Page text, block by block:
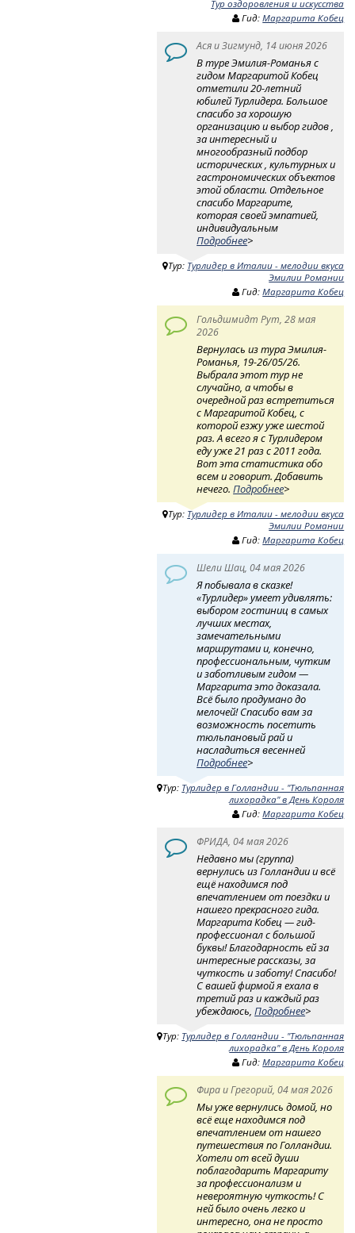
Тур оздоровления и искусства
Гид:Маргарита Кобец
Ася и Зигмунд, 14 июня 2026
В туре Эмилия-Романья с
гидом Маргаритой Кобец
отметили 20-летний
юбилей Турлидера. Большое
спасибо за хорошую
организацию и выбор гидов ,
за интересный и
многообразный подбор
исторических , культурных и
гастрономических объектов
этой области. Отдельное
спасибо Маргарите,
которая своей эмпатией,
индивидуальным
Подробнее>
Тур: Турлидер в Италии - мелодии вкуса
Эмилии Романии
Гид:Маргарита Кобец
Гольдшмидт Рут, 28 мая
2026
Вернулась из тура Эмилия-
Романья, 19-26/05/26.
Выбрала этот тур не
случайно, а чтобы в
очередной раз встретиться
с Маргаритой Кобец, с
которой езжу уже шестой
раз. А всего я с Турлидером
еду уже 21 раз с 2011 года.
Вот эта статистика обо
всем и говорит. Добавить
нечего.Подробнее>
Тур: Турлидер в Италии - мелодии вкуса
Эмилии Романии
Гид:Маргарита Кобец
Шели Шац, 04 мая 2026
Я побывала в сказке!
«Турлидер» умеет удивлять:
выбором гостиниц в самых
лучших местах,
замечательными
маршрутами и, конечно,
профессиональным, чутким
и заботливым гидом —
Маргарита это доказала.
Всё было продумано до
мелочей! Спасибо вам за
возможность посетить
тюльпановый рай и
насладиться весенней
Подробнее>
Тур: Турлидер в Голландии - "Тюльпанная
лихорадка" в День Короля
Гид:Маргарита Кобец
ФРИДА, 04 мая 2026
Недавно мы (группа)
вернулись из Голландии и всё
ещё находимся под
впечатлением от поездки и
нашего прекрасного гида.
Маргарита Кобец — гид-
профессионал с большой
буквы! Благодарность ей за
интересные рассказы, за
чуткость и заботу! Спасибо!
С вашей фирмой я ехала в
третий раз и каждый раз
убеждаюсь,Подробнее>
Тур: Турлидер в Голландии - "Тюльпанная
лихорадка" в День Короля
Гид:Маргарита Кобец
Фира и Грегорий, 04 мая 2026
Мы уже вернулись домой, но
всё еще находимся под
впечатлением от нашего
путешествия по Голландии.
Хотели от всей души
поблагодарить Маргариту
за профессионализм и
невероятную чуткость! ​ С
ней было очень легко и
интересно, она не просто